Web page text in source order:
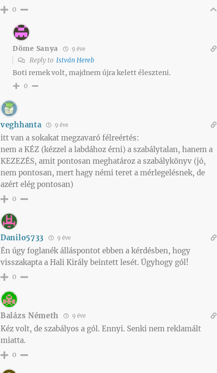
0
Döme Sanya 9 éve
Reply to István Hereb
Boti remek volt, majdnem újra kelett éleszteni.
0
veghhanta 9 éve
itt van a sokakat megzavaró félreértés:
nem a KÉZ (kézzel a labdához érni) a szabálytalan, hanem a
KEZEZÉS, amit pontosan meghatároz a szabálykönyv (jó,
nem pontosan, mert hagy némi teret a mérlegelésnek, de
azért elég pontosan)
0
Danilo5733 9 éve
Én úgy foglanék álláspontot ebben a kérdésben, hogy
visszakapta a Hali Király beintett lesét. Úgyhogy gól!
0
Balázs Németh 9 éve
Kéz volt, de szabályos a gól. Ennyi. Senki nem reklamált
miatta.
0